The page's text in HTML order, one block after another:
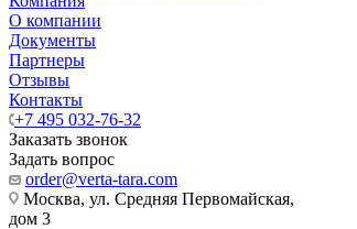
О компании
Документы
Партнеры
Отзывы
Контакты
+7 495 032-76-32
Заказать звонок
Задать вопрос
order@verta-tara.com
Москва, ул. Средняя Первомайская,
дом 3